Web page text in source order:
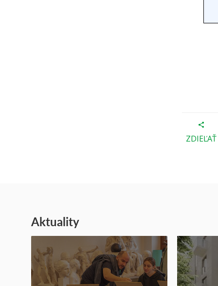
ZDIEĽAŤ
Aktuality